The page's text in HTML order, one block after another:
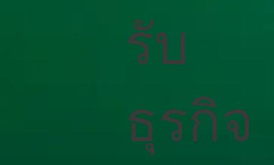
รับ
ธุรกิจ